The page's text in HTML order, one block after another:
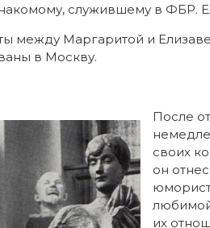
служившему в ФБР.
между Маргаритой и
в Москву.
После
своих
он
их